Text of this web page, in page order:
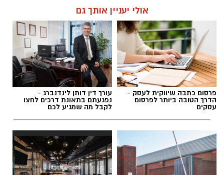
אולי יעניין אותך גם
פרסום כתבה שיווקית לעסק -
הדרך הטובה ביותר לפרסום
עסקים
עורך דין דותן לינדנברג -
נפגעתם בתאונת דרכים לחצו
לקבל מה שמגיע לכם